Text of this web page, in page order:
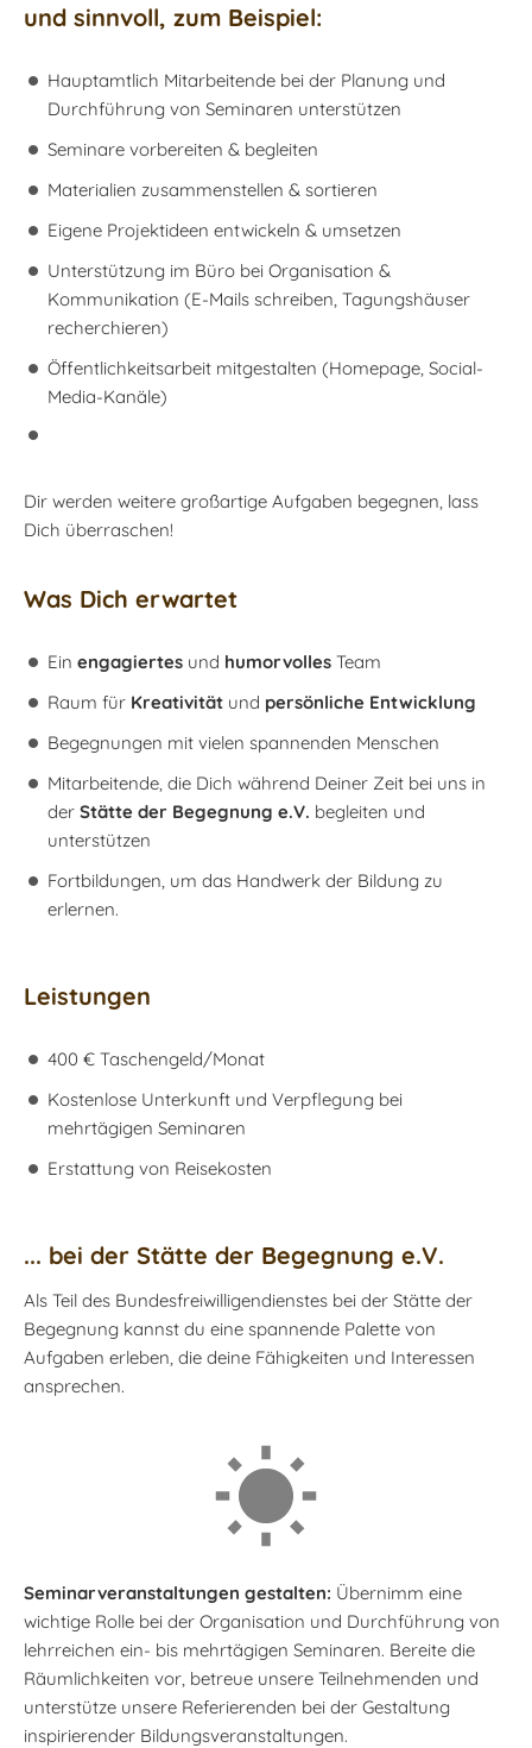
und sinnvoll, zum Beispiel:
Hauptamtlich Mitarbeitende bei der Planung und
Durchführung von Seminaren unterstützen
Seminare vorbereiten & begleiten
Materialien zusammenstellen & sortieren
Eigene Projektideen entwickeln & umsetzen
Unterstützung im Büro bei Organisation &
Kommunikation (E-Mails schreiben, Tagungshäuser
recherchieren)
Öffentlichkeitsarbeit mitgestalten (Homepage, Social-
Media-Kanäle)
Dir werden weitere großartige Aufgaben begegnen, lass
Dich überraschen!
Was Dich erwartet
Ein engagiertes und humorvolles Team
Raum für Kreativität und persönliche Entwicklung
Begegnungen mit vielen spannenden Menschen
Mitarbeitende, die Dich während Deiner Zeit bei uns in
der Stätte der Begegnung e.V. begleiten und
unterstützen
Fortbildungen, um das Handwerk der Bildung zu
erlernen.
Leistungen
400 € Taschengeld/Monat
Kostenlose Unterkunft und Verpflegung bei
mehrtägigen Seminaren
Erstattung von Reisekosten
... bei der Stätte der Begegnung e.V.
Als Teil des Bundesfreiwilligendienstes bei der Stätte der
Begegnung kannst du eine spannende Palette von
Aufgaben erleben, die deine Fähigkeiten und Interessen
ansprechen.
Seminarveranstaltungen gestalten: Übernimm eine
wichtige Rolle bei der Organisation und Durchführung von
lehrreichen ein- bis mehrtägigen Seminaren. Bereite die
Räumlichkeiten vor, betreue unsere Teilnehmenden und
unterstütze unsere Referierenden bei der Gestaltung
inspirierender Bildungsveranstaltungen.